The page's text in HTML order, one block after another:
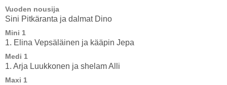
Vuoden nousija
Sini Pitkäranta ja dalmat Dino
Mini 1
1. Elina Vepsäläinen ja kääpin Jepa
Medi 1
1. Arja Luukkonen ja shelam Alli
Maxi 1